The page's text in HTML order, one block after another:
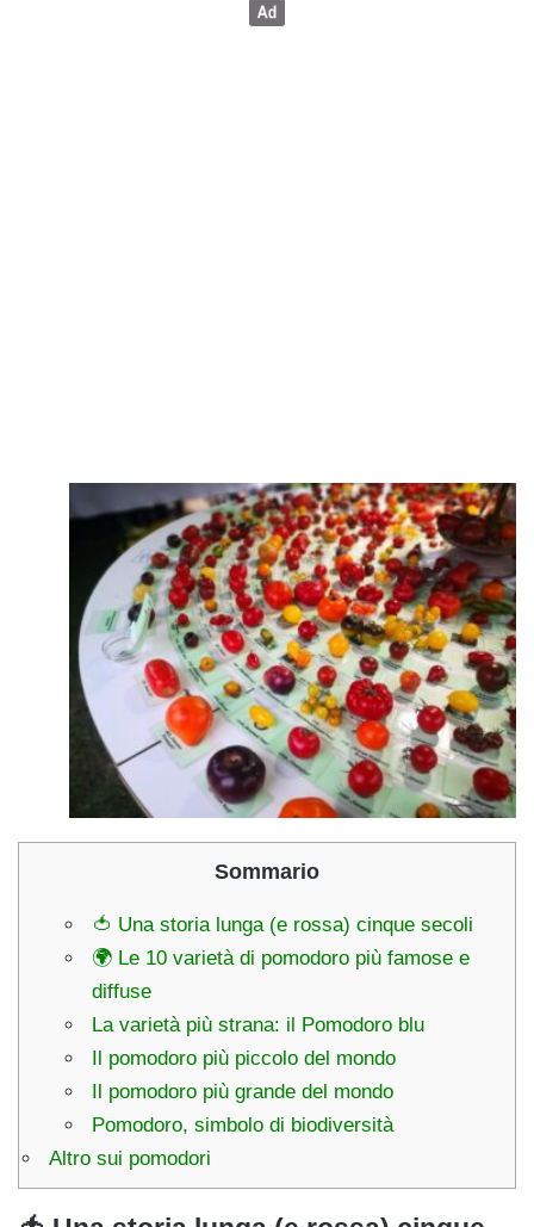
Sommario
🍅 Una storia lunga (e rossa) cinque secoli
🌍 Le 10 varietà di pomodoro più famose e
diffuse
La varietà più strana: il Pomodoro blu
Il pomodoro più piccolo del mondo
Il pomodoro più grande del mondo
Pomodoro, simbolo di biodiversità
Altro sui pomodori